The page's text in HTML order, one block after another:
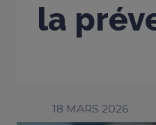
la
18 MARS 2026